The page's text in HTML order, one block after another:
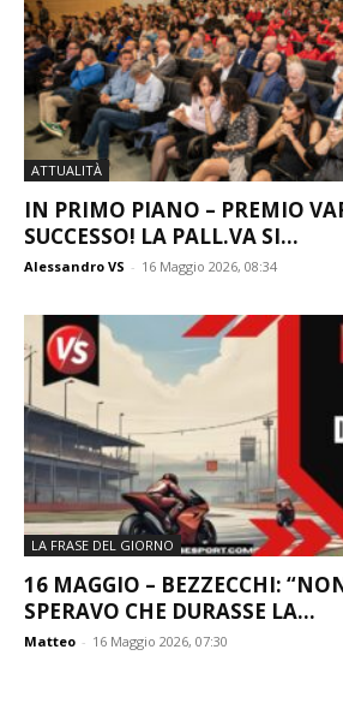
ATTUALITÀ
IN PRIMO PIANO – PREMIO
SUCCESSO! LA PALL.VA SI...
Alessandro VS - 16 Maggio 2026, 08:34
LA FRASE DEL GIORNO
16 MAGGIO – BEZZECCHI:
SPERAVO CHE DURASSE LA...
Matteo - 16 Maggio 2026, 07:30